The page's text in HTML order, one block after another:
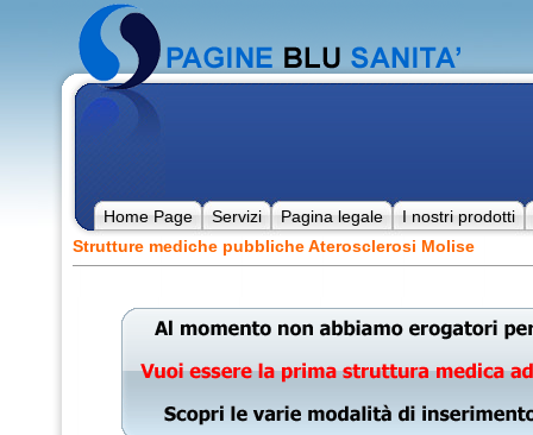
Home Page Servizi Pagina legale
I nostri prodotti
Strutture mediche pubbliche Aterosclerosi Molise